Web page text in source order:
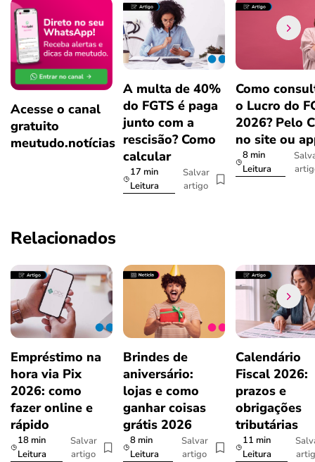
Acesse o canal
gratuito
meutudo.notícias
A multa de 40%
do FGTS é paga
junto com a
rescisão? Como
calcular
17 min
Leitura
Salvar
artigo
Como
o Lucro do
2026? Pelo
no site ou
8 min
Leitura
Relacionados
Empréstimo na
hora via Pix
2026: como
fazer online e
rápido
18 min
Leitura
Salvar
artigo
Brindes de
aniversário:
lojas e como
ganhar coisas
grátis 2026
8 min
Leitura
Salvar
artigo
Calendário
Fiscal 2026:
prazos e
obrigações
tributárias
11 min
Leitura